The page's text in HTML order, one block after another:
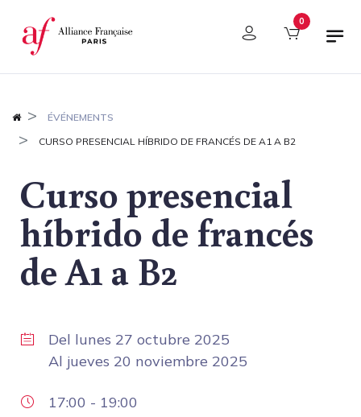
Panel de gestión de cookies 0
ÉVÉNEMENTS
CURSO PRESENCIAL HÍBRIDO DE FRANCÉS DE A1 A B2
Curso presencial
híbrido de francés
de A1 a B2
Del lunes 27 octubre 2025
Al jueves 20 noviembre 2025
17:00 - 19:00